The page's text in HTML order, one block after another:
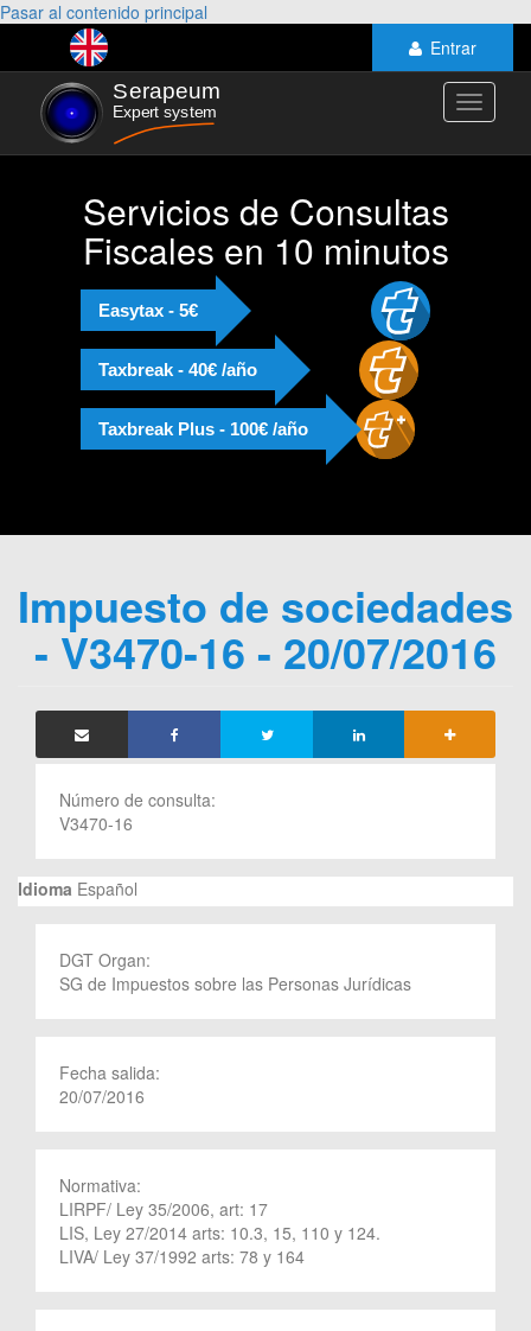
Pasar al contenido principal
Entrar
Toggle
Servicios de Consultas
Fiscales en 10 minutos
Easytax - 5€
Taxbreak - 40€ /año
Taxbreak Plus - 100€ /año
Impuesto de sociedades
- V3470-16 - 20/07/2016
Número de consulta:
V3470-16
Idioma Español
DGT Organ:
SG de Impuestos sobre las Personas Jurídicas
Fecha salida:
20/07/2016
Normativa:
LIRPF/ Ley 35/2006, art: 17
LIS, Ley 27/2014 arts: 10.3, 15, 110 y 124.
LIVA/ Ley 37/1992 arts: 78 y 164